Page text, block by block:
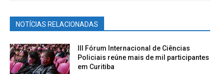
NOTÍCIAS RELACIONADAS
III Fórum Internacional de Ciências
Policiais reúne mais de mil participantes
em Curitiba